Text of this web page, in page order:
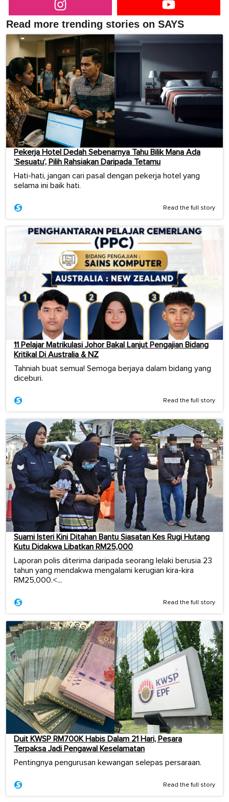
Read more trending stories on SAYS
Pekerja Hotel Dedah Sebenarnya Tahu Bilik Mana Ada
‘Sesuatu’, Pilih Rahsiakan Daripada Tetamu
Hati-hati, jangan cari pasal dengan pekerja hotel yang
selama ini baik hati.
Read the full story
11 Pelajar Matrikulasi Johor Bakal Lanjut Pengajian Bidang
Kritikal Di Australia & NZ
Tahniah buat semua! Semoga berjaya dalam bidang yang
diceburi.
Read the full story
Suami Isteri Kini Ditahan Bantu Siasatan Kes Rugi Hutang
Kutu Didakwa Libatkan RM25,000
Laporan polis diterima daripada seorang lelaki berusia 23
tahun yang mendakwa mengalami kerugian kira-kira
RM25,000.<...
Read the full story
Duit KWSP RM700K Habis Dalam 21 Hari, Pesara
Terpaksa Jadi Pengawal Keselamatan
Pentingnya pengurusan kewangan selepas persaraan.
Read the full story